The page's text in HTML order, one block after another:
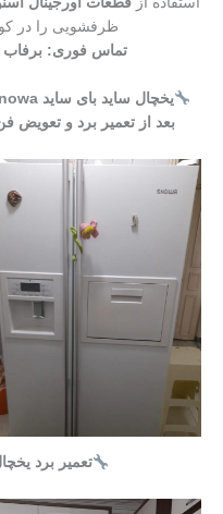
ظرفشویی را در
تماس فوری:
بعد از تعمیر برد و
تعمیر برد